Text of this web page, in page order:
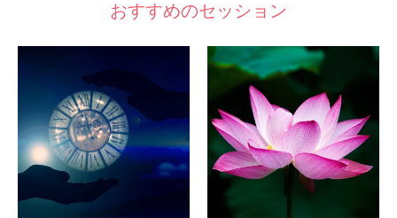
おすすめのセッション